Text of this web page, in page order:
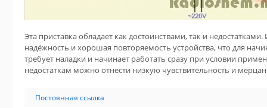
Эта приставка обладает как достоинствами, так и недостатками.
надёжность и хорошая повторяемость устройства, что для
требует наладки и начинает работать сразу при условии
недостаткам можно отнести низкую чувствительность и
Постоянная ссылка